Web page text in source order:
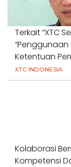
Terkait “XTC
Ketentuan
XTC INDONESIA
Kolaborasi
Kompetensi